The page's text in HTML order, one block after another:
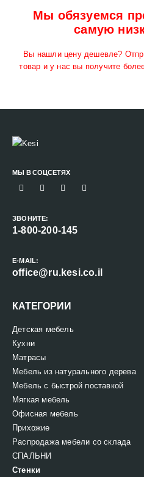
Мы обязуемся
самую
Вы нашли цену дешевле?
товар и у нас вы получите
МЫ В СОЦСЕТЯХ
ЗВОНИТЕ:
1-800-200-145
E-MAIL:
office@ru.kesi.co.il
КАТЕГОРИИ
Детская мебель
Кухни
Матрасы
Мебель из натурального дерева
Мебель с быстрой поставкой
Мягкая мебель
Офисная мебель
Прихожие
Распродажа мебели со склада
СПАЛЬНИ
Стенки